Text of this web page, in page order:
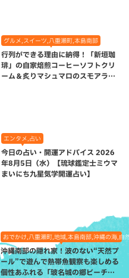
グルメ,スイーツ,八重瀬町,本島南部
行列ができる理由に納得！「新垣珈
琲」の自家焙煎コーヒーソフトクリ
ーム＆炙りマシュマロのスモアラテ
エンタメ,占い
今日の占い・開運アドバイス 2026
年8月5日（水）【琉球鑑定士ミウマ
まいにち九星気学開運占い】
おでかけ,八重瀬町,地域,本島南部,沖縄の海,自
沖縄南部の隠れ家！波のない“天然プ
ール”で遊んで熱帯魚観察も楽しめる
個性あふれる「玻名城の郷ビーチ」